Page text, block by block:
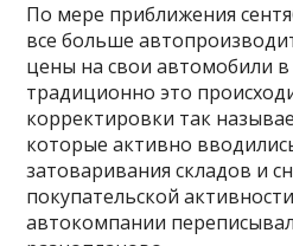
По мере приближения
все больше
цены на свои автомобили в
традиционно это
корректировки так
которые активно
затоваривания складов и
покупательской
автокомпании